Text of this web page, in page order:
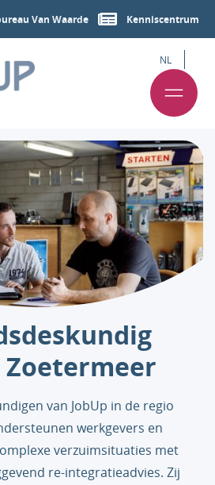
Van Waarde Kenniscentrum
NL
Zoetermeer
van JobUp in de regio
werkgevers en
verzuimsituaties met
re-integratieadvies. Zij